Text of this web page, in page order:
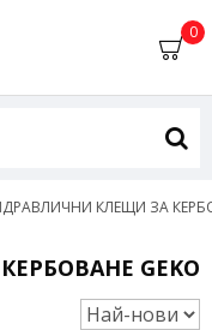
0
КЛЕЩИ ЗА
GEKO